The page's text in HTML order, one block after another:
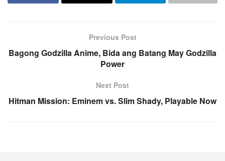
Previous Post
Bagong Godzilla Anime, Bida ang Batang May Godzilla
Power
Next Post
Hitman Mission: Eminem vs. Slim Shady, Playable Now